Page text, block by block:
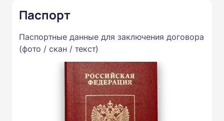
Паспорт
Паспортные данные для заключения договора
(фото / скан / текст)